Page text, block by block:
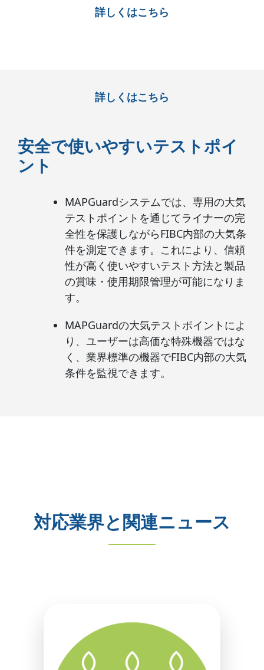
詳しくはこちら
詳しくはこちら
安全で使いやすいテストポイ
ント
MAPGuardシステムでは、専用の大気
テストポイントを通じてライナーの完
全性を保護しながらFIBC内部の大気条
件を測定できます。これにより、信頼
性が高く使いやすいテスト方法と製品
の賞味・使用期限管理が可能になりま
す。
MAPGuardの大気テストポイントによ
り、ユーザーは高価な特殊機器ではな
く、業界標準の機器でFIBC内部の大気
条件を監視できます。
対応業界と関連ニュース